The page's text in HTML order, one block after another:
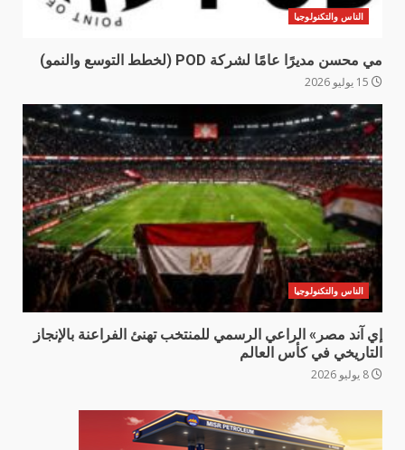
الناس والتكنولوجيا
مي محسن مديرًا عامًا لشركة POD (لخطط التوسع والنمو)
الناس والتكنولوجيا
إي آند مصر» الراعي الرسمي للمنتخب تهنئ الفراعنة بالإنجاز
التاريخي في كأس العالم